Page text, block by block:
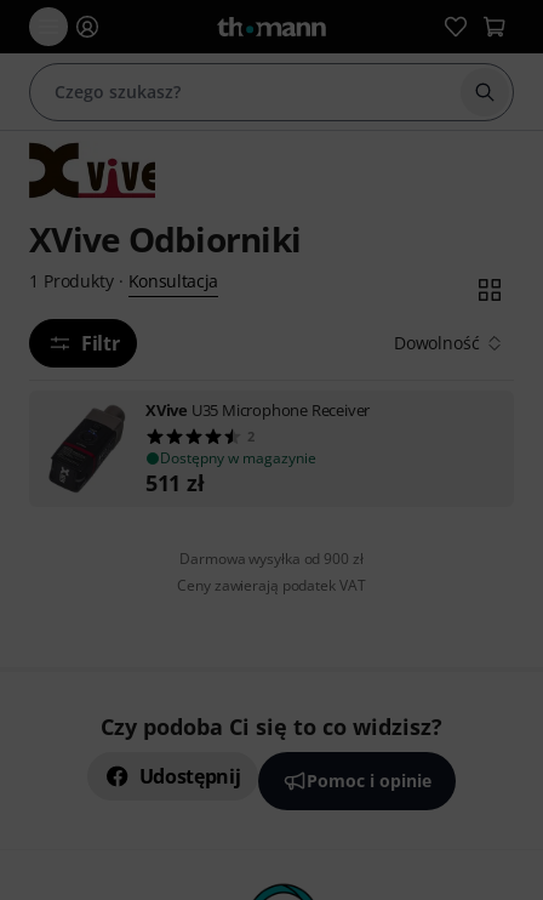
XVive Odbiorniki
1 Produkty· Konsultacja
Filtr Dowolność
XVive U35 Microphone Receiver
2
Dostępny w magazynie
511 zł
Darmowa wysyłka od 900 zł
Ceny zawierają podatek VAT
Czy podoba Ci się to co widzisz?
Udostępnij Pomoc i opinie